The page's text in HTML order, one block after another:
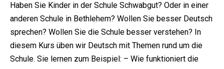
Haben Sie Kinder in der Schule Schwabgut? Oder in einer
anderen Schule in Bethlehem? Wollen Sie besser Deutsch
sprechen? Wollen Sie die Schule besser verstehen? In
diesem Kurs üben wir Deutsch mit Themen rund um die
Schule. Sie lernen zum Beispiel: – Wie funktioniert die